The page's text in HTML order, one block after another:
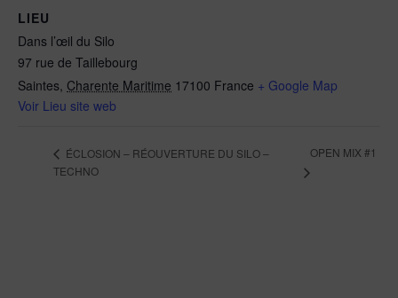
LIEU
Dans l’œil du Silo
97 rue de Taillebourg
Saintes, Charente Maritime 17100 France + Google Map
Voir Lieu site web
ÉCLOSION – RÉOUVERTURE DU SILO –
TECHNO
OPEN MIX #1